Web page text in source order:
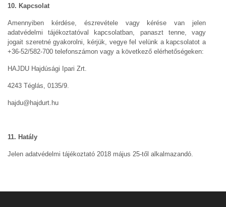
10. Kapcsolat
Amennyiben kérdése, észrevétele vagy kérése van jelen
adatvédelmi tájékoztatóval kapcsolatban, panaszt tenne, vagy
jogait szeretné gyakorolni, kérjük, vegye fel velünk a kapcsolatot a
+36-52/582-700 telefonszámon vagy a következő elérhetőségeken:
HAJDU Hajdúsági Ipari Zrt.
4243 Téglás, 0135/9.
hajdu@hajdurt.hu
11. Hatály
Jelen adatvédelmi tájékoztató 2018 május 25-től alkalmazandó.